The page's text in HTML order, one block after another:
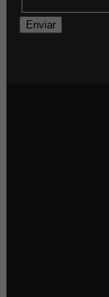
Enviar